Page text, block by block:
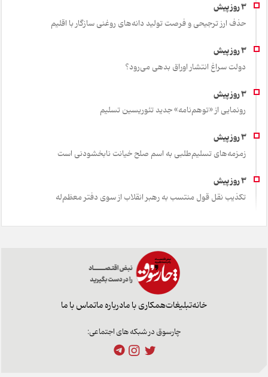
حذف ارز ترجیحی و فرصت تولید دانه‌های روغنی سازگار با اقلیم
دولت سراغ انتشار اوراق بدهی می‌رود؟
رونمایی از «توهم‌نامه» جدید تئور‌یسین تسلیم
زمزمه‌های تسلیم‌طلبی به اسم صلح خیانت نابخشودنی است
تکذیب نقل قول منتسب به رهبر انقلاب از سوی دفتر معظم‌له
خانهتبلیغاتهمکاری با مادرباره ماتماس با ما
چارسوق در شبکه های اجتماعی: